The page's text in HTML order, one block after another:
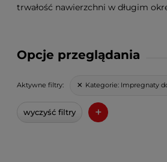
Opcje przeglądania
Aktywne filtry: Kategorie: Impregnaty
wyczyść filtry +
trwałość nawierzchni w długim